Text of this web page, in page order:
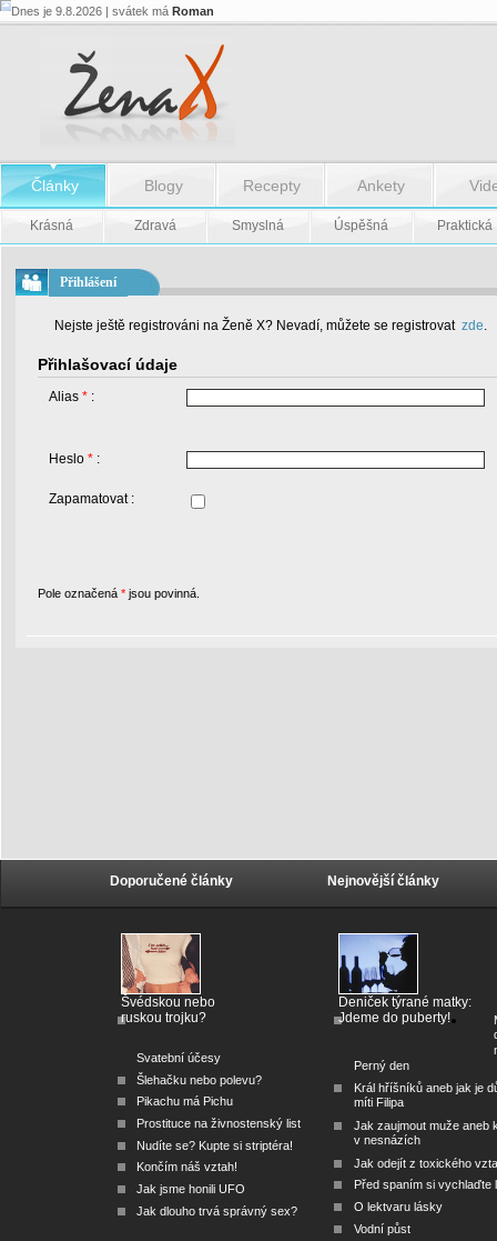
Dnes je 9.8.2026 | svátek má Roman
Články Blogy Recepty Ankety
Krásná Zdravá Smyslná Úspěšná Praktická
Přihlášení
Nejste ještě registrováni na Ženě X? Nevadí, můžete se registrovat zde.
Přihlašovací údaje
Alias * :
Heslo * :
Zapamatovat :
Pole označená * jsou povinná.
Doporučené články
Švédskou nebo
ruskou trojku?
Svatební účesy
Šlehačku nebo polevu?
Pikachu má Pichu
Prostituce na živnostenský list
Nudíte se? Kupte si striptéra!
Končím náš vztah!
Jak jsme honili UFO
Jak dlouho trvá správný sex?
Nejnovější články
Deniček týrané matky:
Jdeme do puberty!
Perný den
Král hříšníků aneb jak je
míti Filipa
Jak zaujmout muže aneb
v nesnázích
Jak odejít z toxického
Před spaním si vychlaďte
O lektvaru lásky
Vodní půst